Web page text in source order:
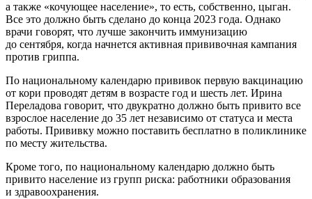
а также «кочующее население», то есть, собственно, цыган.
Все это должно быть сделано до конца 2023 года. Однако
врачи говорят, что лучше закончить иммунизацию
до сентября, когда начнется активная прививочная кампания
против гриппа.
По национальному календарю прививок первую вакцинацию
от кори проводят детям в возрасте год и шесть лет. Ирина
Переладова говорит, что двукратно должно быть привито все
взрослое население до 35 лет независимо от статуса и места
работы. Прививку можно поставить бесплатно в поликлинике
по месту жительства.
Кроме того, по национальному календарю должно быть
привито население из групп риска: работники образования
и здравоохранения.